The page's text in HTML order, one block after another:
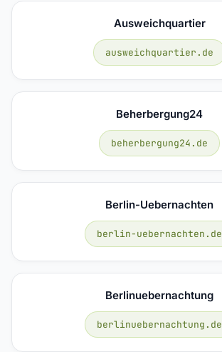
Ausweichquartier
ausweichquartier.de
Beherbergung24
beherbergung24.de
Berlin-Uebernachten
berlin-uebernachten.de
Berlinuebernachtung
berlinuebernachtung.de